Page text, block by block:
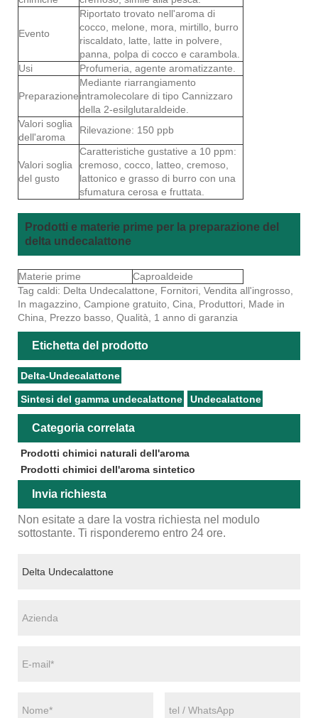
Evento
Riportato trovato nell'aroma di
cocco, melone, mora, mirtillo, burro
riscaldato, latte, latte in polvere,
panna, polpa di cocco e carambola.
Usi
Profumeria, agente aromatizzante.
Preparazione
Mediante riarrangiamento
intramolecolare di tipo Cannizzaro
della 2-esilglutaraldeide.
Valori soglia
dell'aroma
Rilevazione: 150 ppb
Valori soglia
del gusto
Caratteristiche gustative a 10 ppm:
cremoso, cocco, latteo, cremoso,
lattonico e grasso di burro con una
sfumatura cerosa e fruttata.
Prodotti e materie prime per la preparazione del
delta undecalattone
Materie prime
Caproaldeide
Tag caldi: Delta Undecalattone, Fornitori, Vendita all'ingrosso,
In magazzino, Campione gratuito, Cina, Produttori, Made in
China, Prezzo basso, Qualità, 1 anno di garanzia
Etichetta del prodotto
Delta-Undecalattone
Sintesi del gamma undecalattone Undecalattone
Categoria correlata
Prodotti chimici naturali dell'aroma
Prodotti chimici dell'aroma sintetico
Invia richiesta
Non esitate a dare la vostra richiesta nel modulo
sottostante. Ti risponderemo entro 24 ore.